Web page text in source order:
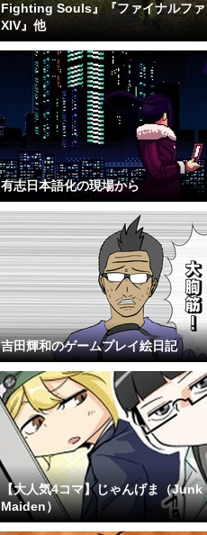
Fighting Souls』『ファイナルファ
XIV』他
有志日本語化の現場から
吉田輝和のゲームプレイ絵日記
【大人気4コマ】じゃんげま（
Maiden）